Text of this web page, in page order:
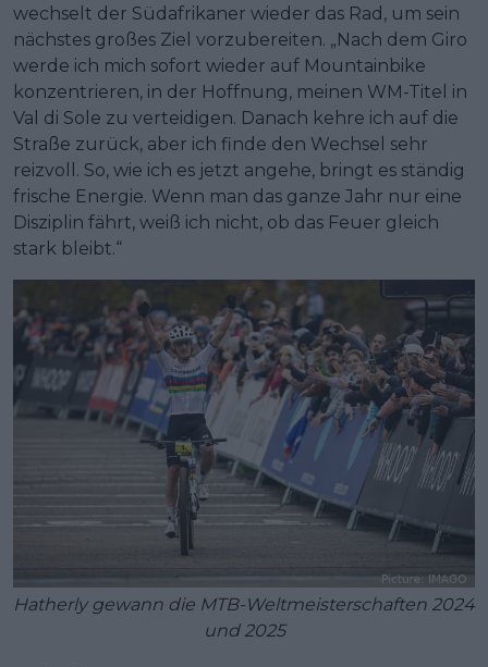
wechselt der Südafrikaner wieder das Rad, um sein
nächstes großes Ziel vorzubereiten. „Nach dem Giro
werde ich mich sofort wieder auf Mountainbike
konzentrieren, in der Hoffnung, meinen WM-Titel in
Val di Sole zu verteidigen. Danach kehre ich auf die
Straße zurück, aber ich finde den Wechsel sehr
reizvoll. So, wie ich es jetzt angehe, bringt es ständig
frische Energie. Wenn man das ganze Jahr nur eine
Disziplin fährt, weiß ich nicht, ob das Feuer gleich
stark bleibt.“
Hatherly gewann die MTB-Weltmeisterschaften 2024
und 2025